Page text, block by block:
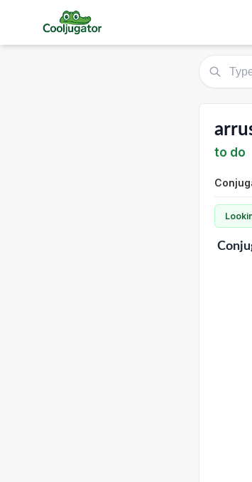
to do